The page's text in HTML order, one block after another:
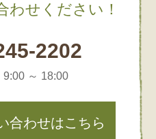
わせください！
2202
～ 18:00
合わせはこちら